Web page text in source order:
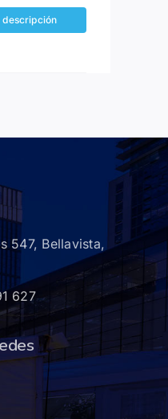
descripción
547, Bellavista,
627